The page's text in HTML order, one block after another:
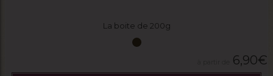
La boite de 200g
6,90€